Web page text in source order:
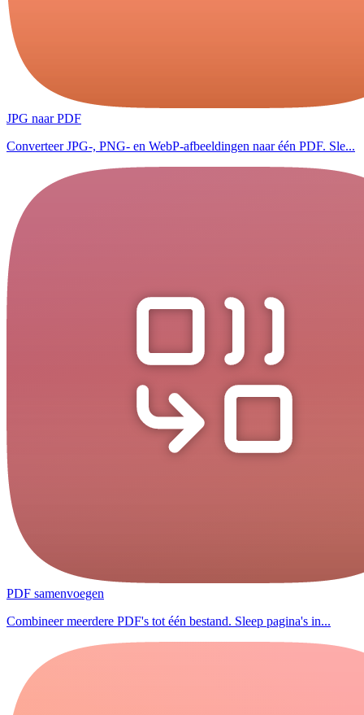
JPG naar PDF
Converteer JPG-, PNG- en WebP-afbeeldingen naar één PDF. Sle...
PDF samenvoegen
Combineer meerdere PDF's tot één bestand. Sleep pagina's in...